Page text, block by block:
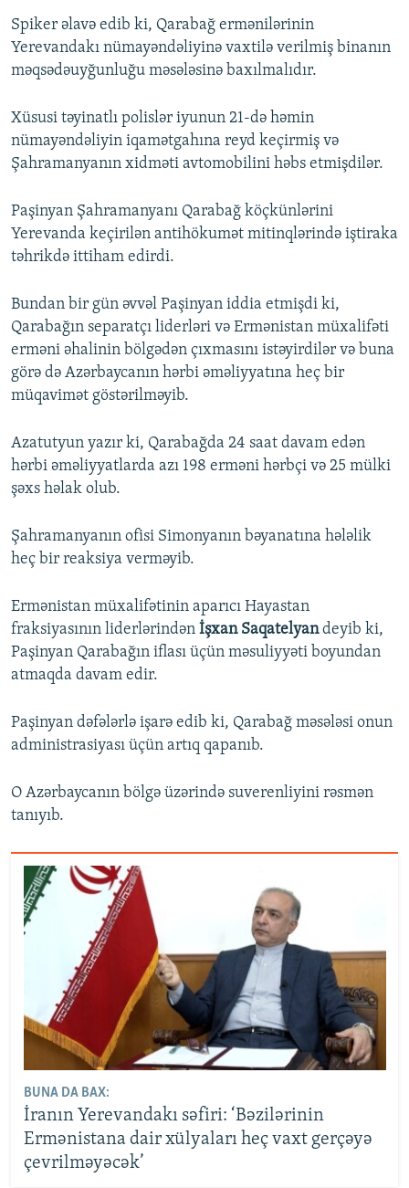
Spiker əlavə edib ki, Qarabağ ermənilərinin
Yerevandakı nümayəndəliyinə vaxtilə verilmiş binanın
məqsədəuyğunluğu məsələsinə baxılmalıdır.
Xüsusi təyinatlı polislər iyunun 21-də həmin
nümayəndəliyin iqamətgahına reyd keçirmiş və
Şahramanyanın xidməti avtomobilini həbs etmişdilər.
Paşinyan Şahramanyanı Qarabağ köçkünlərini
Yerevanda keçirilən antihökumət mitinqlərində iştiraka
təhrikdə ittiham edirdi.
Bundan bir gün əvvəl Paşinyan iddia etmişdi ki,
Qarabağın separatçı liderləri və Ermənistan müxalifəti
erməni əhalinin bölgədən çıxmasını istəyirdilər və buna
görə də Azərbaycanın hərbi əməliyyatına heç bir
müqavimət göstərilməyib.
Azatutyun yazır ki, Qarabağda 24 saat davam edən
hərbi əməliyyatlarda azı 198 erməni hərbçi və 25 mülki
şəxs həlak olub.
Şahramanyanın ofisi Simonyanın bəyanatına hələlik
heç bir reaksiya verməyib.
Ermənistan müxalifətinin aparıcı Hayastan
fraksiyasının liderlərindən İşxan Saqatelyandeyib ki,
Paşinyan Qarabağın iflası üçün məsuliyyəti boyundan
atmaqda davam edir.
Paşinyan dəfələrlə işarə edib ki, Qarabağ məsələsi onun
administrasiyası üçün artıq qapanıb.
O Azərbaycanın bölgə üzərində suverenliyini rəsmən
tanıyıb.
BUNA DA BAX:
İranın Yerevandakı səfiri: ‘Bəzilərinin
Ermənistana dair xülyaları heç vaxt gerçəyə
çevrilməyəcək’